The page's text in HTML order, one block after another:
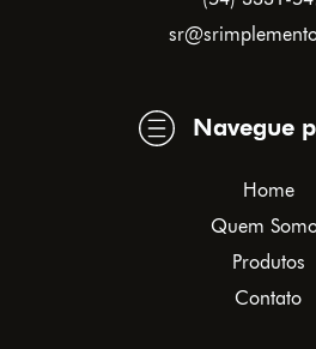
Navegue
Home
Quem
Produtos
Contato